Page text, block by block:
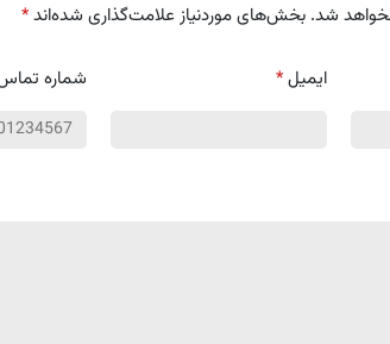
شد. بخش‌های موردنیاز علامت‌گذاری شده‌اند*
ایمیل* شماره